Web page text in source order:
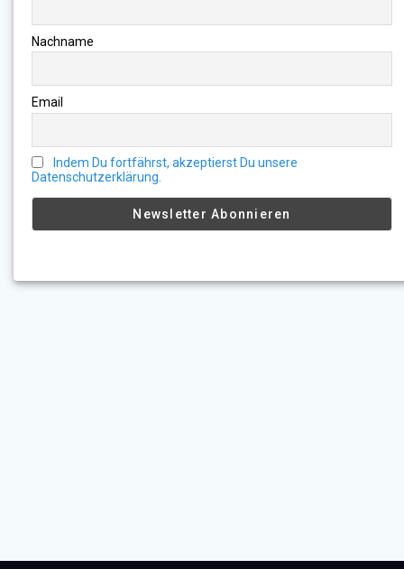
Nachname
Email
Indem Du fortfährst, akzeptierst Du unsere
Datenschutzerklärung.